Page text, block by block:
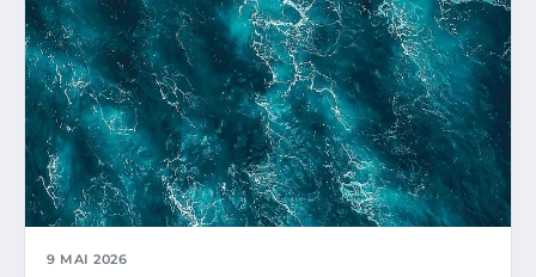
9 MAI 2026